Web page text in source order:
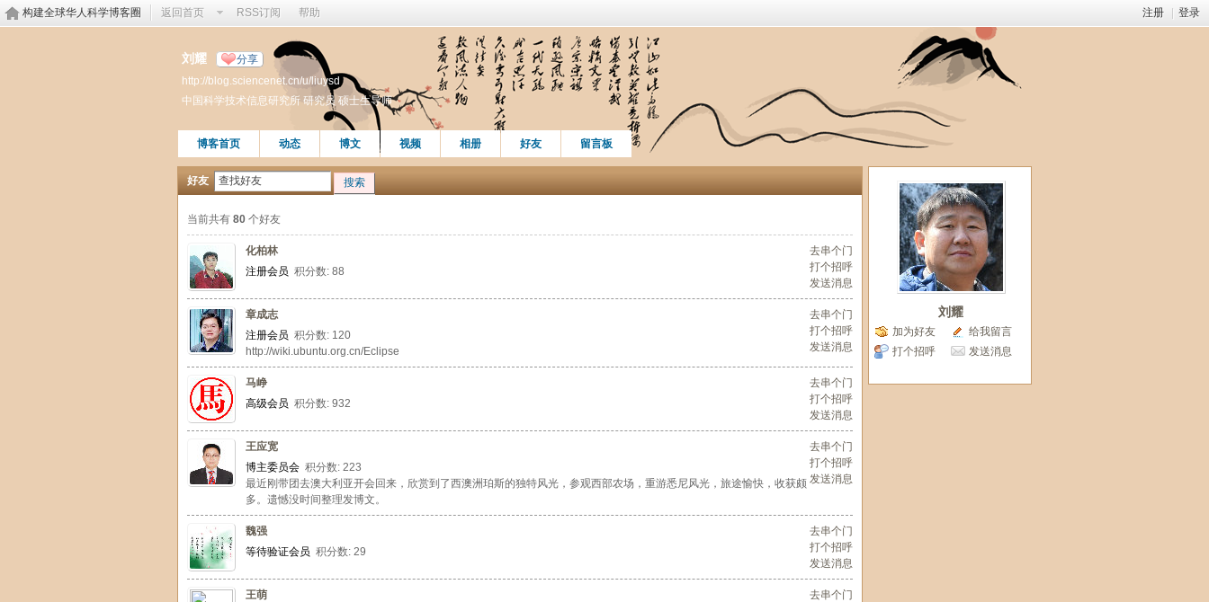
注册 登录
构建全球华人科学博客圈 返回首页 RSS订阅 帮助
刘耀 分享
http://blog.sciencenet.cn/u/liuysd
中国科学技术信息研究所 研究员 硕士生导师
博客首页 动态 博文 视频 相册 好友 留言板
好友 搜索
当前共有 80 个好友
去串个门
打个招呼
发送消息
化柏林
注册会员 积分数: 88
去串个门
打个招呼
发送消息
章成志
注册会员 积分数: 120
http://wiki.ubuntu.org.cn/Eclipse
去串个门
打个招呼
发送消息
马峥
高级会员 积分数: 932
去串个门
打个招呼
发送消息
王应宽
博主委员会 积分数: 223
最近刚带团去澳大利亚开会回来，欣赏到了西澳洲珀斯的独特风光，参观西部农场，重游悉尼风光，旅途愉快，收获颇
多。遗憾没时间整理发博文。
去串个门
打个招呼
发送消息
魏强
等待验证会员 积分数: 29
去串个门
王萌
刘耀
加为好友
给我留言
打个招呼
发送消息